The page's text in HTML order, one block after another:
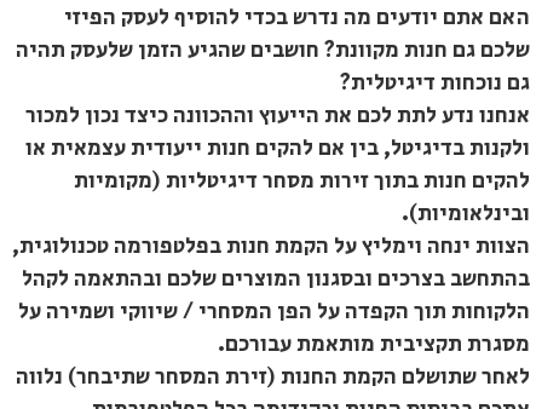
האם אתם יודעים מה נדרש בכדי להוסיף לעסק הפיזי
שלכם גם חנות מקוונת? חושבים שהגיע הזמן שלעסק תהיה
גם נוכחות דיגיטלית?
אנחנו נדע לתת לכם את הייעוץ וההכוונה כיצד נכון למכור
ולקנות בדיגיטל, בין אם להקים חנות ייעודית עצמאית או
להקים חנות בתוך זירות מסחר דיגיטליות (מקומיות
ובינלאומיות).
הצוות ינחה וימליץ על הקמת חנות בפלטפורמה טכנולוגית,
בהתחשב בצרכים ובסגנון המוצרים שלכם ובהתאמה לקהל
הלקוחות תוך הקפדה על הפן המסחרי / שיווקי ושמירה על
מסגרת תקציבית מותאמת עבורכם.
לאחר שתושלם הקמת החנות (זירת המסחר שתיבחר) נלווה